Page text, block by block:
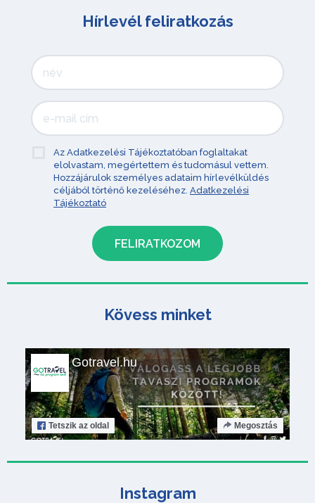
Hírlevél feliratkozás
Az Adatkezelési Tájékoztatóban foglaltakat
elolvastam, megértettem és tudomásul vettem.
Hozzájárulok személyes adataim hírlevélküldés
céljából történő kezeléséhez. Adatkezelési
Tájékoztató
Kövess minket
Gotravel.hu
Tetszik az oldal Megosztás
Instagram